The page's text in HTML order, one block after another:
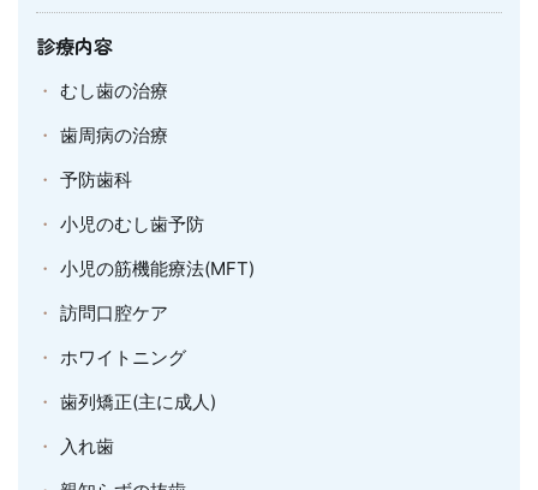
診療内容
むし歯の治療
歯周病の治療
予防歯科
小児のむし歯予防
小児の筋機能療法(MFT)
訪問口腔ケア
ホワイトニング
歯列矯正(主に成人)
入れ歯